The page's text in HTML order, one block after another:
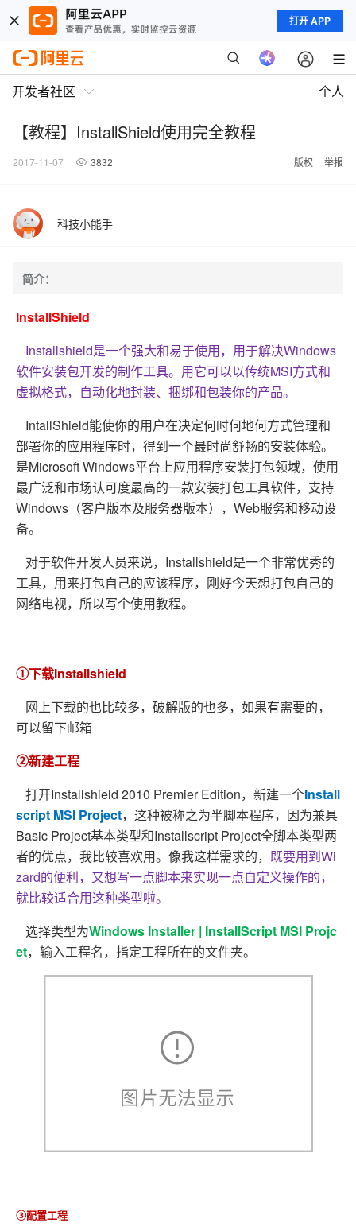
打开 APP
开发者社区 个人
【教程】InstallShield使用完全教程
2017-11-07 3832 版权 举报
科技小能手
简介：
InstallShield
Installshield是一个强大和易于使用，用于解决Windows
软件安装包开发的制作工具。用它可以以传统MSI方式和
虚拟格式，自动化地封装、捆绑和包装你的产品。
IntallShield能使你的用户在决定何时何地何方式管理和
部署你的应用程序时，得到一个最时尚舒畅的安装体验。
是Microsoft Windows平台上应用程序安装打包领域，使用
最广泛和市场认可度最高的一款安装打包工具软件，支持
Windows（客户版本及服务器版本），Web服务和移动设
备。
对于软件开发人员来说，Installshield是一个非常优秀的
工具，用来打包自己的应该程序，刚好今天想打包自己的
网络电视，所以写个使用教程。
①下载Installshield
网上下载的也比较多，破解版的也多，如果有需要的，
可以留下邮箱
②新建工程
打开Installshield 2010 Premier Edition，新建一个Install
script MSI Project，这种被称之为半脚本程序，因为兼具
Basic Project基本类型和Installscript Project全脚本类型两
者的优点，我比较喜欢用。像我这样需求的， 既要用到Wi
zard的便利，又想写一点脚本来实现一点自定义操作的，
就比较适合用这种类型啦。
选择类型为Windows Installer | InstallScript MSI Projc
et，输入工程名，指定工程所在的文件夹。
③配置工程